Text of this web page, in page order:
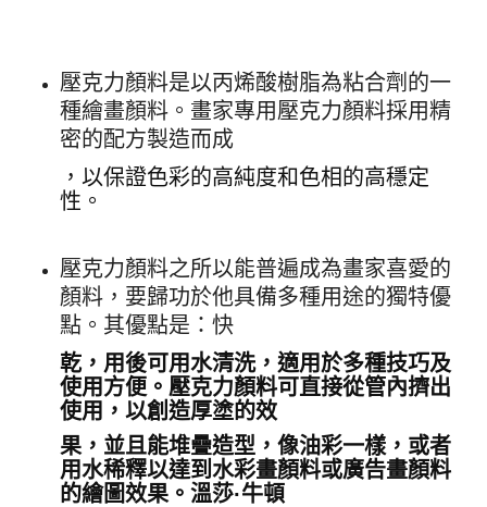
壓克力顏料是以丙烯酸樹脂為粘合劑的一
種繪畫顏料。畫家專用壓克力顏料採用精
密的配方製造而成
，以保證色彩的高純度和色相的高穩定
性。
壓克力顏料之所以能普遍成為畫家喜愛的
顏料，要歸功於他具備多種用途的獨特優
點。其優點是：快
乾，用後可用水清洗，適用於多種技巧及
使用方便。壓克力顏料可直接從管內擠出
使用，以創造厚塗的效
果，並且能堆疊造型，像油彩一樣，或者
用水稀釋以達到水彩畫顏料或廣告畫顏料
的繪圖效果。溫莎·牛頓